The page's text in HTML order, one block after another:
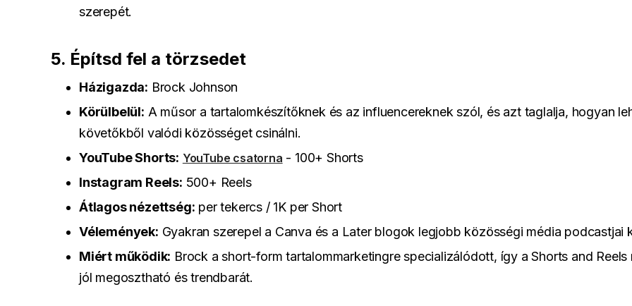
szerepét.
5. Építsd fel a törzsedet
Házigazda: Brock Johnson
Körülbelül: A műsor a tartalomkészítőknek és az influencereknek szól, és azt taglalja, hogyan
követőkből valódi közösséget csinálni.
YouTube Shorts: YouTube csatorna - 100+ Shorts
Instagram Reels: 500+ Reels
Átlagos nézettség: per tekercs / 1K per Short
Vélemények: Gyakran szerepel a Canva és a Later blogok legjobb közösségi média podcastjai
Miért működik: Brock a short-form tartalommarketingre specializálódott, így a Shorts and Reels
jól megosztható és trendbarát.